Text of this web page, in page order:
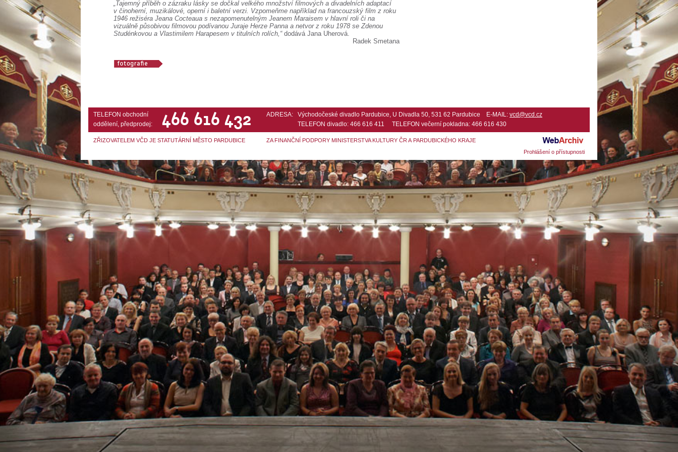
„Tajemný příběh o zázraku lásky se dočkal velkého množství filmových a divadelních adaptací
v činoherní, muzikálové, operní i baletní verzi. Vzpomeňme například na francouzský film z roku
1946 režiséra Jeana Cocteaua s nezapomenutelným Jeanem Maraisem v hlavní roli či na
vizuálně působivou filmovou podívanou Juraje Herze Panna a netvor z roku 1978 se Zdenou
Studénkovou a Vlastimilem Harapesem v titulních rolích,“dodává Jana Uherová.
Radek Smetana
TELEFON obchodní
oddělení, předprodej:
466 616 432 ADRESA: Východočeské divadlo Pardubice, U Divadla 50, 531 62 Pardubice E-MAIL: vcd@vcd.cz
TELEFON divadlo: 466 616 411 TELEFON večerní pokladna: 466 616 430
ZŘIZOVATELEM VČD JE STATUTÁRNÍ MĚSTO PARDUBICE
ZA FINANČNÍ PODPORY MINISTERSTVA KULTURY ČR A PARDUBICKÉHO KRAJE
Prohlášení o přístupnosti